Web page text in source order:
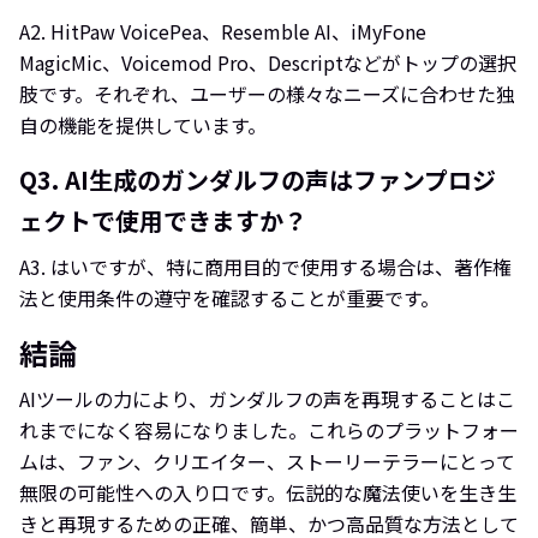
A2. HitPaw VoicePea、Resemble AI、iMyFone
MagicMic、Voicemod Pro、Descriptなどがトップの選択
肢です。それぞれ、ユーザーの様々なニーズに合わせた独
自の機能を提供しています。
Q3. AI生成のガンダルフの声はファンプロジ
ェクトで使用できますか？
A3. はいですが、特に商用目的で使用する場合は、著作権
法と使用条件の遵守を確認することが重要です。
結論
AIツールの力により、ガンダルフの声を再現することはこ
れまでになく容易になりました。これらのプラットフォー
ムは、ファン、クリエイター、ストーリーテラーにとって
無限の可能性への入り口です。伝説的な魔法使いを生き生
きと再現するための正確、簡単、かつ高品質な方法として